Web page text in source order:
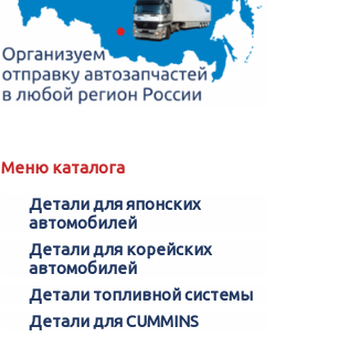
Меню каталога
Детали для японских
автомобилей
Детали для корейских
автомобилей
Детали топливной системы
Детали для CUMMINS